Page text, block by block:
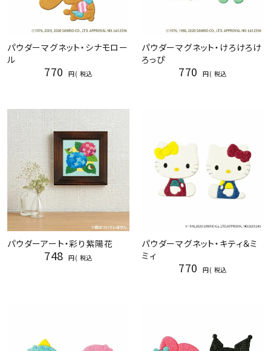
パウダーマグネット・シナモロー
ル
770 税込
パウダーマグネット・けろけろけ
ろっぴ
770 税込
パウダーアート・彩り紫陽花
748 税込
パウダーマグネット・キティ＆ミ
ミィ
770 税込